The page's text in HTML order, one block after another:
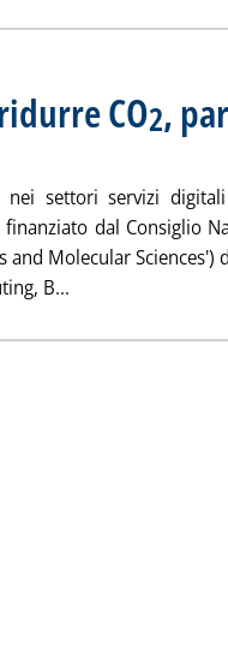
CO2,
mercoledì 20 novembre 2024
nei settori servizi
dal Consiglio
and Molecular Sciences')
B...